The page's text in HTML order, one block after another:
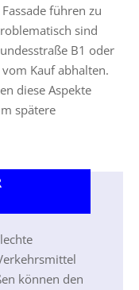
führen zu
sind
B1 oder
Kauf abhalten.
diese Aspekte
spätere
können den